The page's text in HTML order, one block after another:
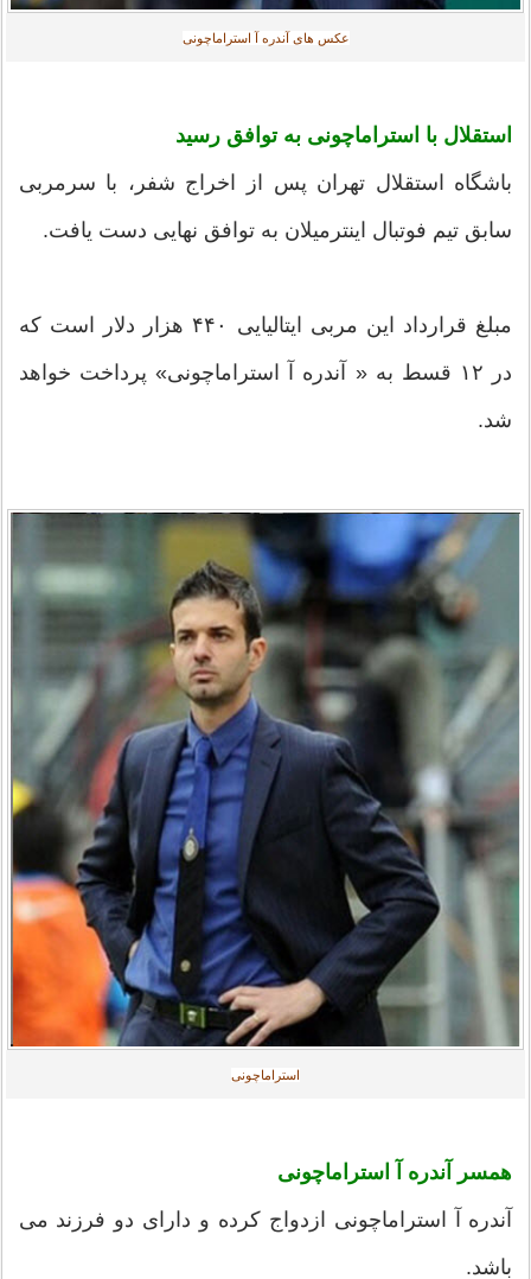
عکس های آندره آ استراماچونی
استقلال با استراماچونی به توافق رسید
باشگاه استقلال تهران پس از اخراج شفر، با سرمربی
سابق تیم فوتبال اینترمیلان به توافق نهایی دست یافت.
مبلغ قرارداد این مربی ایتالیایی ۴۴۰ هزار دلار است که
در ۱۲ قسط به « آندره آ استراماچونی» پرداخت خواهد
شد.
استراماچونی
همسر آندره آ استراماچونی
آندره آ استراماچونی ازدواج کرده و دارای دو فرزند می
باشد.